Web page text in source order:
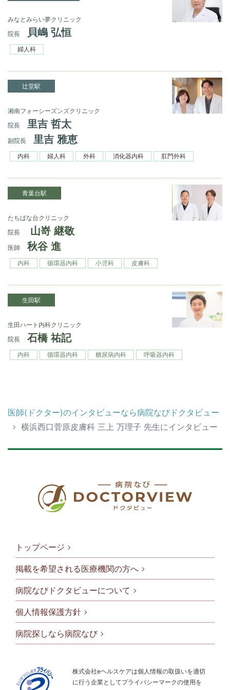
みなとみらい夢クリニック
院長
貝嶋 弘恒
婦人科
辻堂駅
湘南フォーシーズンズクリニック
院長
里吉 哲太
副院長 里吉 雅恵
内科 婦人科 外科 消化器内科 肛門外科
青葉台駅
たちばな台クリニック
院長
山嵜 継敬
医師 秋谷 進
内科 循環器内科 小児科 皮膚科
生田駅
生田ハート内科クリニック
院長
石橋 祐記
内科 循環器内科 糖尿病内科 呼吸器内科
医師(ドクター)のインタビューなら病院なびドクタビュー
横浜西口菅原皮膚科 三上 万理子 先生にインタビュー
フッタメニ
トップページ
掲載を希望される医療機関の方へ
病院なびドクタビューについて
個人情報保護方針
病院探しなら病院なび
株式会社eヘルスケアは個人情報の取扱いを適切
に行う企業としてプライバシーマークの使用を